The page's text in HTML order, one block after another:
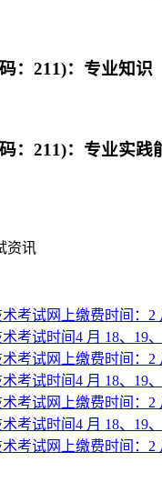
：211)：专业知识
：211)：专业实践
资讯
考试网上缴费时间：2
考试时间4 月 18、19
考试网上缴费时间：2
考试时间4 月 18、19
考试网上缴费时间：2
考试时间4 月 18、19
考试网上缴费时间：2